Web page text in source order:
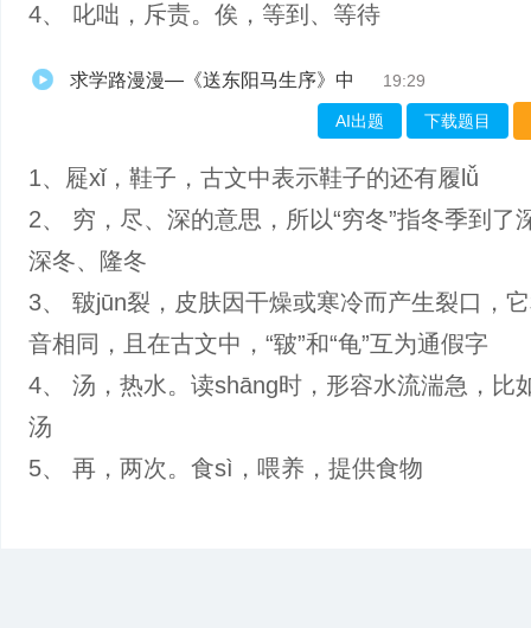
4、 叱咄，斥责。俟，等到、等待
求学路漫漫—《送东阳马生序》中 19:29
AI出题 下载题目
1、屣xǐ，鞋子，古文中表示鞋子的还有履lǚ
2、 穷，尽、深的意思，所以“穷冬”指冬季到了
深冬、隆冬
3、 皲jūn裂，皮肤因干燥或寒冷而产生裂口，
音相同，且在古文中，“皲”和“龟”互为通假字
4、 汤，热水。读shāng时，形容水流湍急，比
汤
5、 再，两次。食sì，喂养，提供食物